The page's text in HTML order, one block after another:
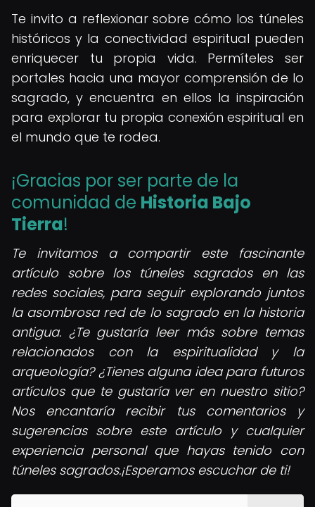
Te invito a reflexionar sobre cómo los túneles
históricos y la conectividad espiritual pueden
enriquecer tu propia vida. Permíteles ser
portales hacia una mayor comprensión de lo
sagrado, y encuentra en ellos la inspiración
para explorar tu propia conexión espiritual en
el mundo que te rodea.
¡Gracias por ser parte de la
comunidad de Historia Bajo
Tierra!
Te invitamos a compartir este fascinante
artículo sobre los túneles sagrados en las
redes sociales, para seguir explorando juntos
la asombrosa red de lo sagrado en la historia
antigua. ¿Te gustaría leer más sobre temas
relacionados con la espiritualidad y la
arqueología? ¿Tienes alguna idea para futuros
artículos que te gustaría ver en nuestro sitio?
Nos encantaría recibir tus comentarios y
sugerencias sobre este artículo y cualquier
experiencia personal que hayas tenido con
túneles sagrados.¡Esperamos escuchar de ti!